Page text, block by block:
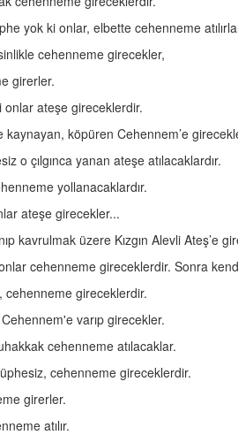
yok ki onlar, elbette cehenneme
cehenneme girecekler,
girerler.
ateşe gireceklerdir.
kaynayan, köpüren Cehennem’e
o çılgınca yanan ateşe atılacaklardır.
yollanacaklardır.
ateşe girecekler...
kavrulmak üzere Kızgın Alevli Ateş’e
cehenneme gireceklerdir. Sonra
cehenneme gireceklerdir.
varıp girecekler.
cehenneme atılacaklar.
cehenneme gireceklerdir.
girerler.
atılır.